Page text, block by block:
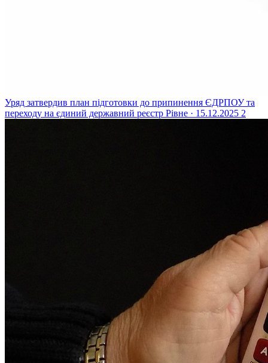
Уряд затвердив план підготовки до припинення ЄДРПОУ та
переходу на єдиний державний реєстр Рівне · 15.12.2025 2